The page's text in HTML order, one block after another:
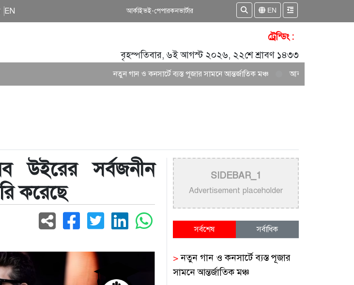
EN আর্কাইভই-পেপারকনভার্টার EN
ট্রেন্ডিং :
বৃহস্পতিবার, ৬ই আগস্ট ২০২৬, ২২শে শ্রাবণ ১৪৩৩
নতুন গান ও কনসার্টে ব্যস্ত পূজার সামনে আন্তর্জাতিক মঞ্চ আকাশ সেন ও নিশি শ্রাবণীর নতুন জুটির
উইরের সর্বজনীন
করেছে
SIDEBAR_1
Advertisement placeholder
সর্বশেষ সর্বাধিক
>নতুন গান ও কনসার্টে ব্যস্ত পূজার
সামনে আন্তর্জাতিক মঞ্চ